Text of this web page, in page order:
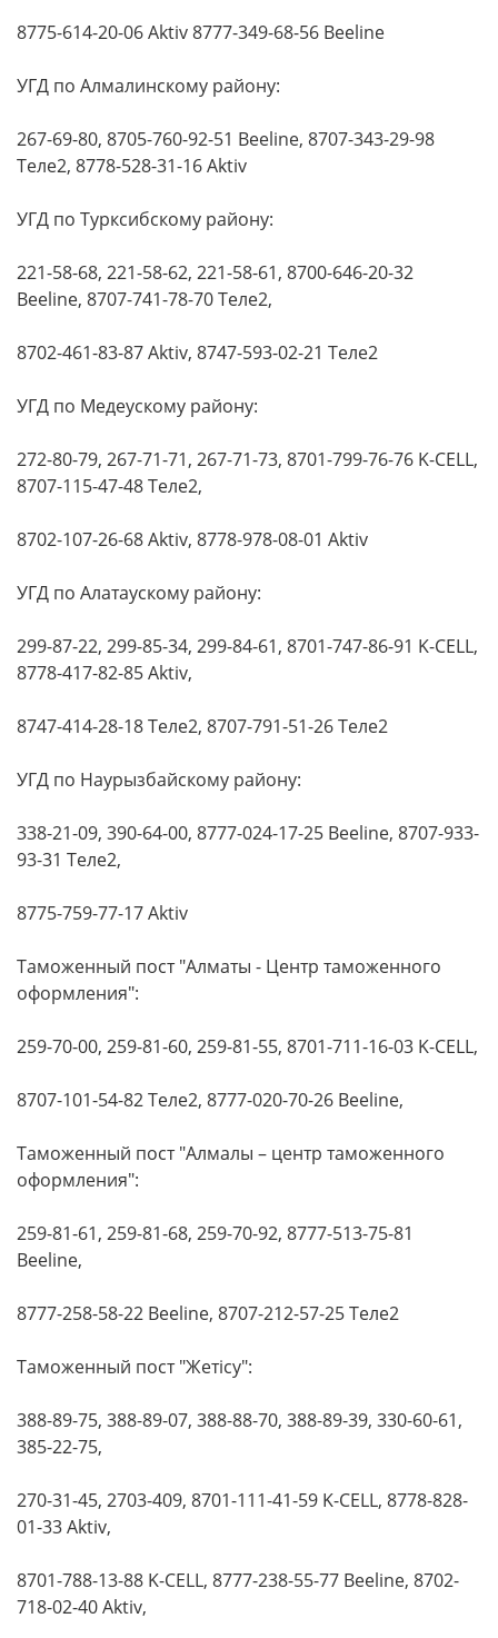
8775-614-20-06 Aktiv 8777-349-68-56 Beeline
УГД по Алмалинскому району:
267-69-80, 8705-760-92-51 Beeline, 8707-343-29-98
Теле2, 8778-528-31-16 Aktiv
УГД по Турксибскому району:
221-58-68, 221-58-62, 221-58-61, 8700-646-20-32
Beeline, 8707-741-78-70 Теле2,
8702-461-83-87 Aktiv, 8747-593-02-21 Теле2
УГД по Медеускому району:
272-80-79, 267-71-71, 267-71-73, 8701-799-76-76 K-CELL,
8707-115-47-48 Теле2,
8702-107-26-68 Aktiv, 8778-978-08-01 Aktiv
УГД по Алатаускому району:
299-87-22, 299-85-34, 299-84-61, 8701-747-86-91 K-CELL,
8778-417-82-85 Aktiv,
8747-414-28-18 Теле2, 8707-791-51-26 Теле2
УГД по Наурызбайскому району:
338-21-09, 390-64-00, 8777-024-17-25 Beeline, 8707-933-
93-31 Теле2,
8775-759-77-17 Aktiv
Таможенный пост "Алматы - Центр таможенного
оформления":
259-70-00, 259-81-60, 259-81-55, 8701-711-16-03 K-CELL,
8707-101-54-82 Теле2, 8777-020-70-26 Beeline,
Таможенный пост "Алмалы – центр таможенного
оформления":
259-81-61, 259-81-68, 259-70-92, 8777-513-75-81
Beeline,
8777-258-58-22 Beeline, 8707-212-57-25 Теле2
Таможенный пост "Жетісу":
388-89-75, 388-89-07, 388-88-70, 388-89-39, 330-60-61,
385-22-75,
270-31-45, 2703-409, 8701-111-41-59 K-CELL, 8778-828-
01-33 Aktiv,
8701-788-13-88 K-CELL, 8777-238-55-77 Beeline, 8702-
718-02-40 Aktiv,